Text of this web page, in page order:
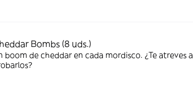
Bombs (8 uds.)
boom de cheddar en cada mordisco. ¿Te atreves a